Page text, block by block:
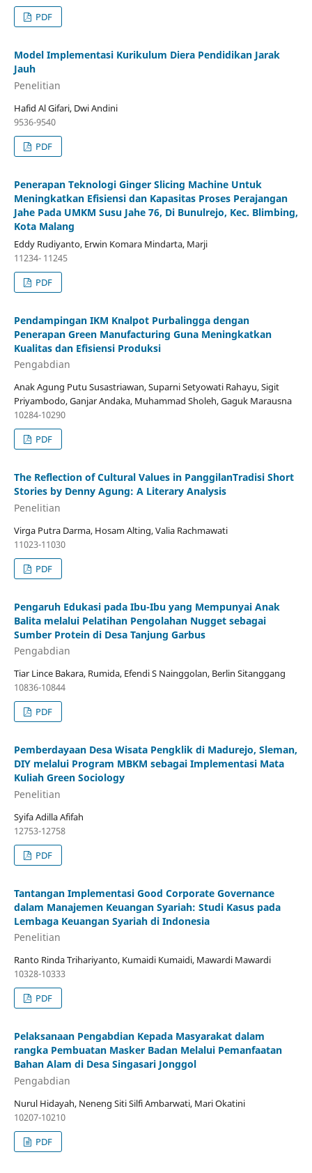
PDF
Model Implementasi Kurikulum Diera Pendidikan Jarak
Jauh
Penelitian
Hafid Al Gifari, Dwi Andini
9536-9540
PDF
Penerapan Teknologi Ginger Slicing Machine Untuk
Meningkatkan Efisiensi dan Kapasitas Proses Perajangan
Jahe Pada UMKM Susu Jahe 76, Di Bunulrejo, Kec. Blimbing,
Kota Malang
Eddy Rudiyanto, Erwin Komara Mindarta, Marji
11234- 11245
PDF
Pendampingan IKM Knalpot Purbalingga dengan
Penerapan Green Manufacturing Guna Meningkatkan
Kualitas dan Efisiensi Produksi
Pengabdian
Anak Agung Putu Susastriawan, Suparni Setyowati Rahayu, Sigit
Priyambodo, Ganjar Andaka, Muhammad Sholeh, Gaguk Marausna
10284-10290
PDF
The Reflection of Cultural Values in PanggilanTradisi Short
Stories by Denny Agung: A Literary Analysis
Penelitian
Virga Putra Darma, Hosam Alting, Valia Rachmawati
11023-11030
PDF
Pengaruh Edukasi pada Ibu-Ibu yang Mempunyai Anak
Balita melalui Pelatihan Pengolahan Nugget sebagai
Sumber Protein di Desa Tanjung Garbus
Pengabdian
Tiar Lince Bakara, Rumida, Efendi S Nainggolan, Berlin Sitanggang
10836-10844
PDF
Pemberdayaan Desa Wisata Pengklik di Madurejo, Sleman,
DIY melalui Program MBKM sebagai Implementasi Mata
Kuliah Green Sociology
Penelitian
Syifa Adilla Afifah
12753-12758
PDF
Tantangan Implementasi Good Corporate Governance
dalam Manajemen Keuangan Syariah: Studi Kasus pada
Lembaga Keuangan Syariah di Indonesia
Penelitian
Ranto Rinda Trihariyanto, Kumaidi Kumaidi, Mawardi Mawardi
10328-10333
PDF
Pelaksanaan Pengabdian Kepada Masyarakat dalam
rangka Pembuatan Masker Badan Melalui Pemanfaatan
Bahan Alam di Desa Singasari Jonggol
Pengabdian
Nurul Hidayah, Neneng Siti Silfi Ambarwati, Mari Okatini
10207-10210
PDF